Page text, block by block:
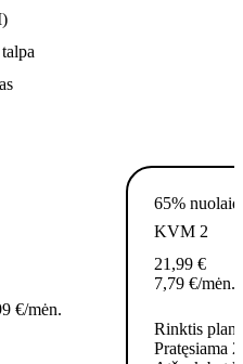
€/mėn.
65%
KVM 2
21,99 €
7,79 €/mėn.
Rinktis planą
Pratęsiama